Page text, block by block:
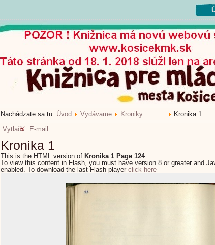
Nachádzate sa tu: Úvod Vydávame Kroniky ..........
Kronika 1
Vytlačiť
E-mail
Kronika 1
This is the HTML version of Kronika 1 Page 124
To view this content in Flash, you must have version 8 or greater and
enabled. To download the last Flash player click here